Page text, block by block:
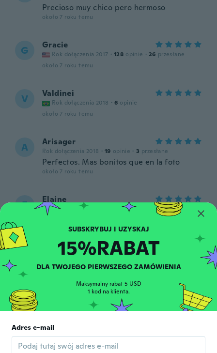
Precioso muy chico pero hermoso
około 7 roku temu
G Gracie
Rok dołączenia 2017 · 128 opinie · 26 przesłane
około 7 roku temu
V Valdinei
Rok dołączenia 2018 · 6 opinie
około 7 roku temu
A Arisager
Rok dołączenia 2018 · 19 opinie · 3 przesłane
Perfectos. Mas bonitos que en la foto
około 7 roku temu
E Elaine
Rok dołączenia 2018 opinie przesłane
około 7 roku temu
Sneha
Rok dołączenia 2016 · 15 opinie
około 7 roku temu
Rok dołączenia 2017
Igual ao anúncio. Gostei.
około 7 roku temu
15%RABAT
DLA TWOJEGO PIERWSZEGO ZAMÓWIENIA
Maksymalny rabat 5 USD
1 kod na klienta.
Adres e-mail